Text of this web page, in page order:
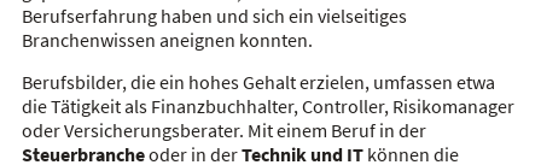
Berufserfahrung haben und sich ein vielseitiges
Branchenwissen aneignen konnten.
Berufsbilder, die ein hohes Gehalt erzielen, umfassen etwa
die Tätigkeit als Finanzbuchhalter, Controller, Risikomanager
oder Versicherungsberater. Mit einem Beruf in der
Steuerbrancheoder in derTechnik und IT können die